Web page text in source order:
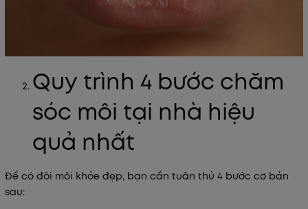
Quy trình 4 bước chăm
sóc môi tại nhà hiệu
quả nhất
Để có đôi môi khỏe đẹp, bạn cần tuân thủ 4 bước cơ bản
sau: